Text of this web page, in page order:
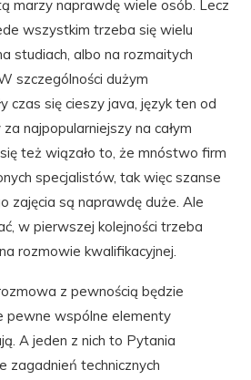
marzy naprawdę wiele osób. Lecz
wszystkim trzeba się wielu
studiach, albo na rozmaitych
szczególności dużym
czas się cieszy java, język ten od
najpopularniejszy na całym
też wiązało to, że mnóstwo firm
specjalistów, tak więc szanse
zajęcia są naprawdę duże. Ale
w pierwszej kolejności trzeba
rozmowie kwalifikacyjnej.
z pewnością będzie
pewne wspólne elementy
A jeden z nich to Pytania
zagadnień technicznych